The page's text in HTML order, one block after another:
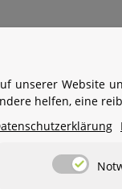
unserer Website
helfen, eine